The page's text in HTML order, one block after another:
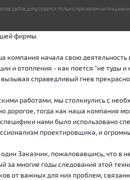
сайта допускается только при наличии
фирмы.
начала свою деятельность
и отопления - как поется "не
вызывая справедливый гнев
работами, мы столкнулись с
дорогое, тогда как наша компания
нами было использовано
проектировщика, и
Заказчик, пожаловавшись, что в
за многие годы следования этой
от важных для них проблем,